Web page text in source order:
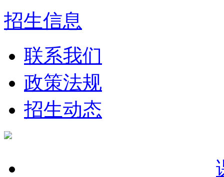
招生信息
联系我们
政策法规
招生动态